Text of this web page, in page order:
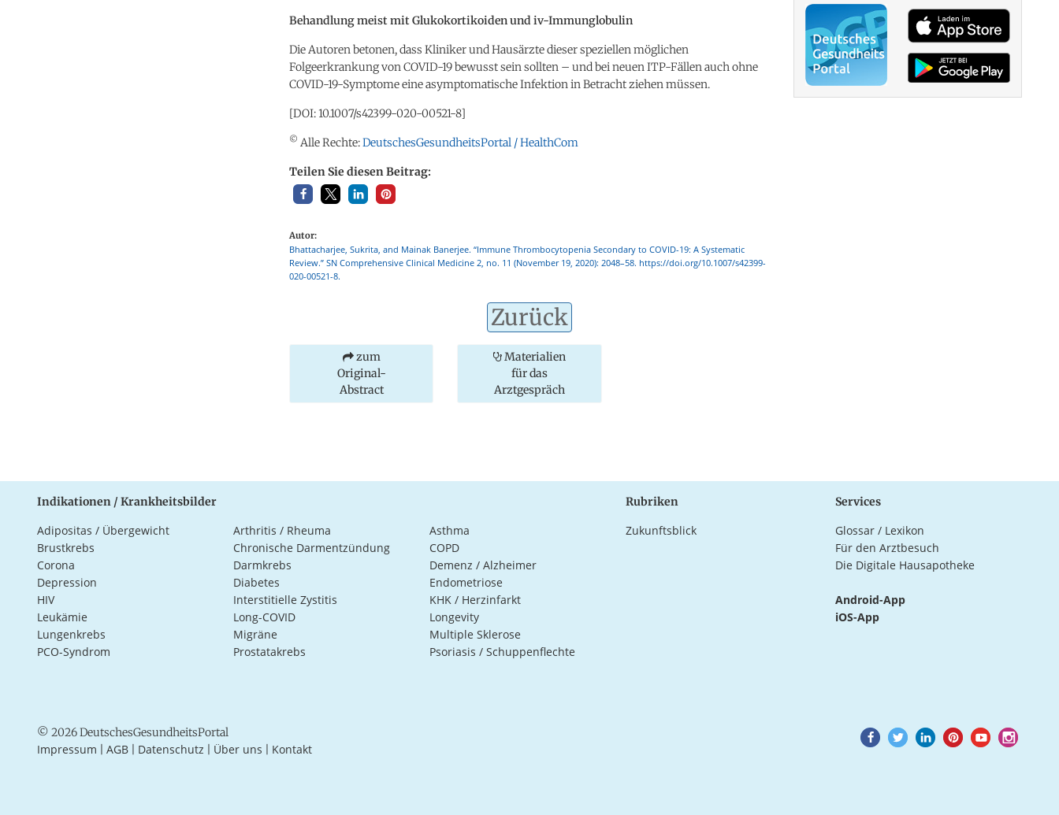
Behandlung meist mit Glukokortikoiden und iv-Immunglobulin
Die Autoren betonen, dass Kliniker und Hausärzte dieser speziellen möglichen
Folgeerkrankung von COVID-19 bewusst sein sollten – und bei neuen ITP-Fällen auch ohne
COVID-19-Symptome eine asymptomatische Infektion in Betracht ziehen müssen.
[DOI: 10.1007/s42399-020-00521-8]
© Alle Rechte:DeutschesGesundheitsPortal / HealthCom
Teilen Sie diesen Beitrag:
Autor:
Bhattacharjee, Sukrita, and Mainak Banerjee. “Immune Thrombocytopenia Secondary to COVID-19: A Systematic
Review.” SN Comprehensive Clinical Medicine 2, no. 11 (November 19, 2020): 2048–58. https://doi.org/10.1007/s42399-
020-00521-8.
Zurück
zum
Original-
Abstract
Materialien
für das
Arztgespräch
Indikationen / Krankheitsbilder
Adipositas / Übergewicht Arthritis / Rheuma
Asthma
Brustkrebs
Chronische Darmentzündung
COPD
Corona
Darmkrebs
Demenz / Alzheimer
Depression
Diabetes
Endometriose
HIV
Interstitielle Zystitis
KHK / Herzinfarkt
Leukämie
Long-COVID
Longevity
Lungenkrebs
Migräne
Multiple Sklerose
PCO-Syndrom
Prostatakrebs Psoriasis / Schuppenflechte
Rubriken
Zukunftsblick
Services
Glossar / Lexikon
Für den Arztbesuch
Die Digitale Hausapotheke
Android-App
iOS-App
© 2026 DeutschesGesundheitsPortal
Impressum AGB Datenschutz Über uns Kontakt